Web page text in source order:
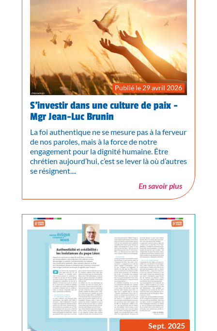
Publié le 29 avril 2026
S’investir dans une culture de paix -
Mgr Jean-Luc Brunin
La foi authentique ne se mesure pas à la ferveur
de nos paroles, mais à la force de notre
engagement pour la dignité humaine. Être
chrétien aujourd’hui, c’est se lever là où d’autres
se résignent....
En savoir plus
Sept. 2025